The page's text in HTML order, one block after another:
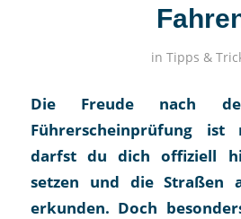
inTipps &
Die Freude nach
Führerscheinprüfung
darfst du dich offiziell
setzen und die Straßen
erkunden. Doch